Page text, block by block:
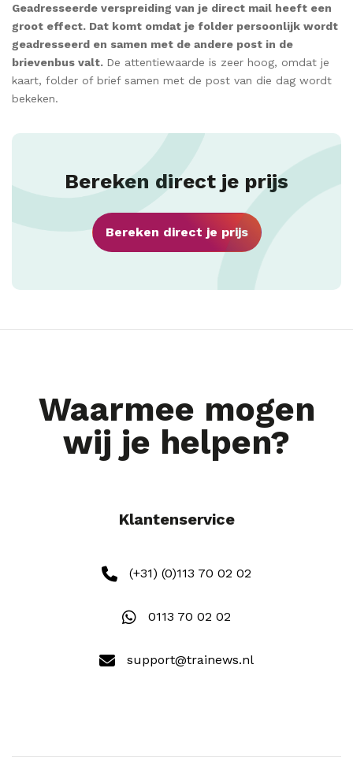
Geadresseerde verspreiding van je direct mail heeft een
groot effect. Dat komt omdat je folder persoonlijk wordt
geadresseerd en samen met de andere post in de
brievenbus valt. De attentiewaarde is zeer hoog, omdat je
kaart, folder of brief samen met de post van die dag wordt
bekeken.
Bereken direct je prijs
Bereken direct je prijs
Waarmee mogen
wij je helpen?
Klantenservice
(+31) (0)113 70 02 02
0113 70 02 02
support@trainews.nl